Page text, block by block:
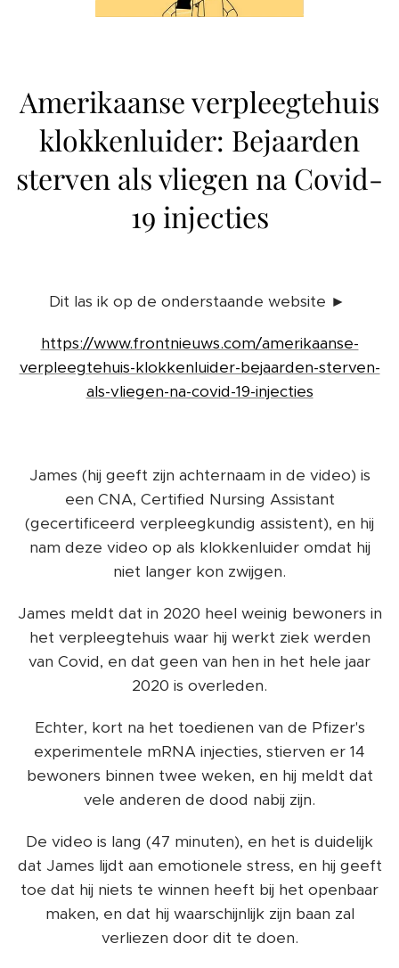
Amerikaanse verpleegtehuis
klokkenluider: Bejaarden
sterven als vliegen na Covid-
19 injecties
Dit las ik op de onderstaande website ►
https://www.frontnieuws.com/amerikaanse-
verpleegtehuis-klokkenluider-bejaarden-sterven-
als-vliegen-na-covid-19-injecties
James (hij geeft zijn achternaam in de video) is
een CNA, Certified Nursing Assistant
(gecertificeerd verpleegkundig assistent), en hij
nam deze video op als klokkenluider omdat hij
niet langer kon zwijgen.
James meldt dat in 2020 heel weinig bewoners in
het verpleegtehuis waar hij werkt ziek werden
van Covid, en dat geen van hen in het hele jaar
2020 is overleden.
Echter, kort na het toedienen van de Pfizer's
experimentele mRNA injecties, stierven er 14
bewoners binnen twee weken, en hij meldt dat
vele anderen de dood nabij zijn.
De video is lang (47 minuten), en het is duidelijk
dat James lijdt aan emotionele stress, en hij geeft
toe dat hij niets te winnen heeft bij het openbaar
maken, en dat hij waarschijnlijk zijn baan zal
verliezen door dit te doen.